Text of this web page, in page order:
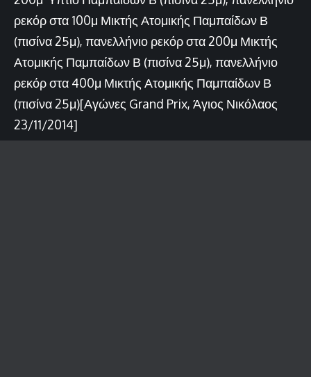
ρεκόρ στα 100μ Μικτής Ατομικής Παμπαίδων Β
(πισίνα 25μ), πανελλήνιο ρεκόρ στα 200μ Μικτής
Ατομικής Παμπαίδων Β (πισίνα 25μ), πανελλήνιο
ρεκόρ στα 400μ Μικτής Ατομικής Παμπαίδων Β
(πισίνα 25μ)[Αγώνες Grand Prix, Άγιος Νικόλαος
23/11/2014]